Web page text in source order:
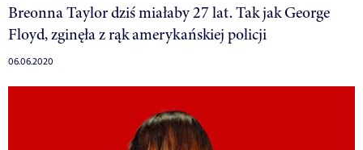
Breonna Taylor dziś miałaby 27 lat. Tak jak George
Floyd, zginęła z rąk amerykańskiej policji
06.06.2020